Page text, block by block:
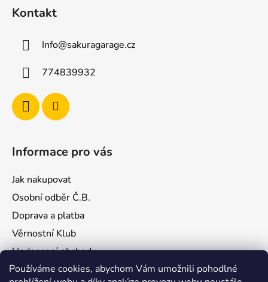
Používáme cookies, abychom Vám umožnili pohodlné
Kontakt
Info@sakuragarage.cz
774839932
Informace pro vás
Jak nakupovat
Osobní odběr Č.B.
Doprava a platba
Věrnostní Klub
Hodnocení obchodu
Kontakty